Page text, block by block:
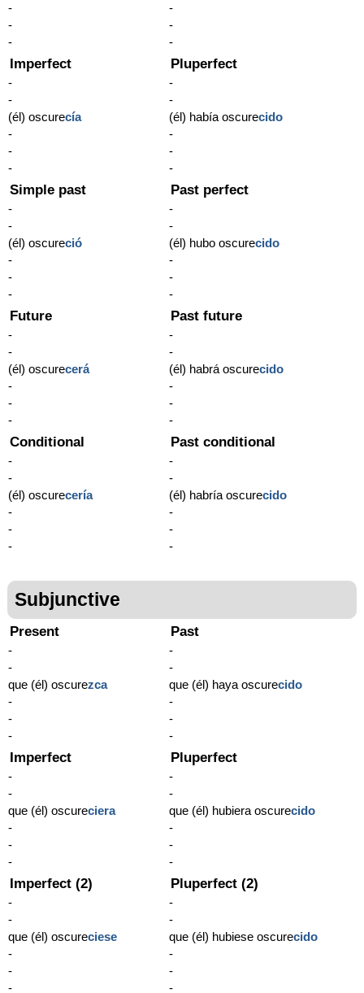
-
-
-
-
-
-
Imperfect
-
-
(él) oscurecía
-
-
-
Pluperfect
-
-
(él) había oscurecido
-
-
-
Simple past
-
-
(él) oscureció
-
-
-
Past perfect
-
-
(él) hubo oscurecido
-
-
-
Future
-
-
(él) oscurecerá
-
-
-
Past future
-
-
(él) habrá oscurecido
-
-
-
Conditional
-
-
(él) oscurecería
-
-
-
Past conditional
-
-
(él) habría oscurecido
-
-
-
Subjunctive
Present
-
-
que (él) oscurezca
-
-
-
Past
-
-
que (él) haya oscurecido
-
-
-
Imperfect
-
-
que (él) oscureciera
-
-
-
Pluperfect
-
-
que (él) hubiera oscurecido
-
-
-
Imperfect (2)
-
-
que (él) oscureciese
-
-
-
Pluperfect (2)
-
-
que (él) hubiese oscurecido
-
-
-